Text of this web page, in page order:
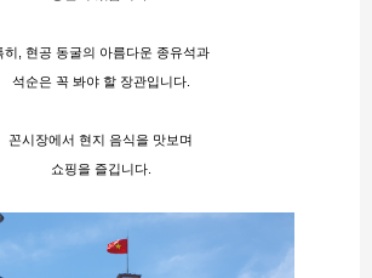
히, 현공 동굴의 아름다운 종유석과
석순은 꼭 봐야 할 장관입니다.
꼰시장에서 현지 음식을 맛보며
쇼핑을 즐깁니다​​.